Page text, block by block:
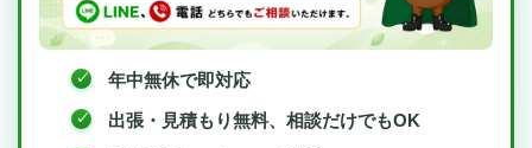
年中無休で即対応
出張・見積もり無料、相談だけでもOK